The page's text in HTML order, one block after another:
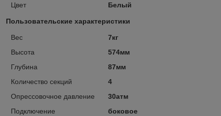
Цвет
Белый
Пользовательские характеристики
Вес
7кг
Высота
574мм
Глубина
87мм
Количество секций
4
Опрессовочное давление
30атм
Подключение
боковое